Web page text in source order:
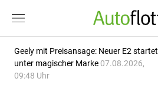
Geely mit Preisansage: Neuer E2 startet
unter magischer Marke 07.08.2026,
09:48 Uhr